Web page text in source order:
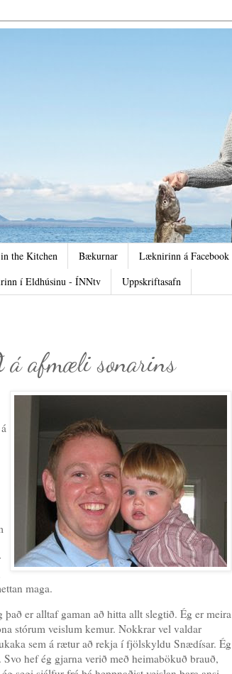
the Kitchen Bækurnar Læknirinn á Facebook
í Eldhúsinu - ÍNNtv Uppskriftasafn
á afmæli sonarins
maga.
er alltaf gaman að hitta allt slegtið. Ég er meira
stórum veislum kemur. Nokkrar vel valdar
sem á rætur að rekja í fjölskyldu Snædísar. Ég
hef ég gjarna verið með heimabökuð brauð,